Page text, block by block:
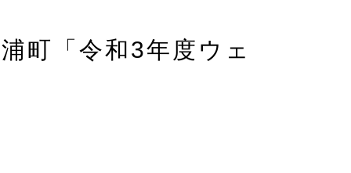
町「令和3年度ウェ